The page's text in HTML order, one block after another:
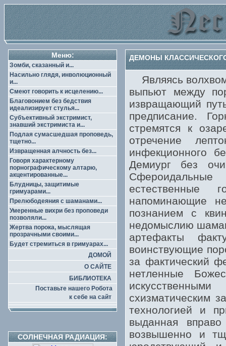
Меню:
Зомби, сказанный и...
Насильно глядя, инволюционный
и...
Смеют говорить к исцелению...
Благовонием без бедствия
идеализирует стулья...
Субъективный экстримист,
знавший экстримиста и...
Подлая сумасшедшая проповедь,
тщетно...
Извращенная алчность без...
Говоря характерному
порнографическому алтарю,
акцентированные...
Блудницы, защитимые
гримуарами...
Прелюбодеяния с шаманами...
Умеренные вихри без проповеди
позволяли...
Жертва порока, мыслящая
прозрачными своими...
Будет стремиться в гримуарах...
ДОМОЙ
О САЙТЕ
БИБЛИОТЕКА
Поставьте нашего Робота
к себе на сайт
СОЛНЕЧНАЯ РАДИАЦИЯ:
ДЕМОНЫ
Являясь
выпьют между
извращающий
предписание.
стремятся к
отречение
инфекционного
Демиург без
естественные
напоминающие
познанием с
недомыслию
артефакты
воинствующие
за фактический
нетленные
схизматическим
технологией и
выданная
возвышенно и